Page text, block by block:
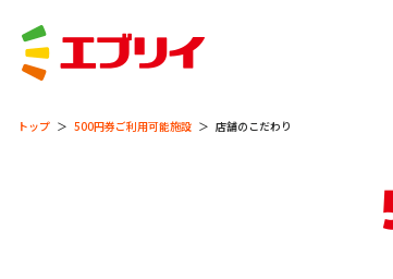
トップ 500円券ご利用可能施設 店舗のこだわり